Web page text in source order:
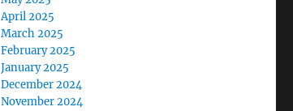
April 2025
March 2025
February 2025
January 2025
December 2024
November 2024